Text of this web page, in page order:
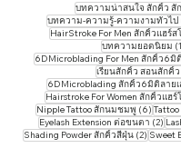
บทความน่าสนใจ สักคิ้ว สั
บทความ-ความรู้-ความงามทั่วไป
HairStroke For Men สักคิ้วแฮร์ส
บทความยอดนิยม
6DMicroblading For Men สักคิ้ว6มิ
เรียนสักคิ้ว สอนสักคิ้ว
6DMicroblading สักคิ้ว6มิติลาย
Hairstroke For Women สักคิ้วแฮ
Nipple Tattoo สักนมชมพู (6)6 กระทู้
Eyelash Extension ต่อขนตา (2)2 กร
Shading Powder สักคิ้วสีฝุ่น (2)2 กระทู้
Sweet